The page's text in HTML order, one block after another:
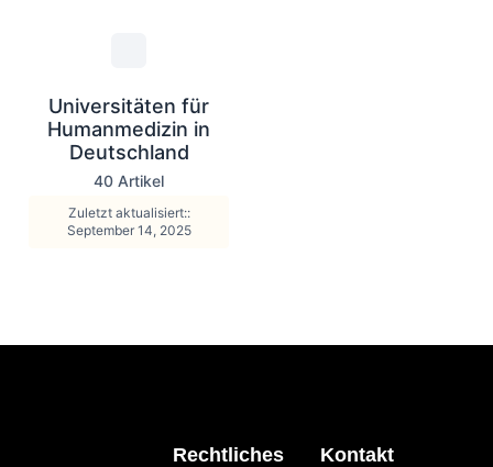
Universitäten für
Humanmedizin in
Deutschland
40 Artikel
Zuletzt aktualisiert::
September 14, 2025
Rechtliches
Kontakt